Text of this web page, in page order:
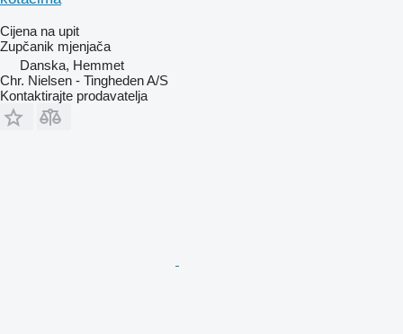
Cijena na upit
Zupčanik mjenjača
Danska, Hemmet
Chr. Nielsen - Tingheden A/S
Kontaktirajte prodavatelja